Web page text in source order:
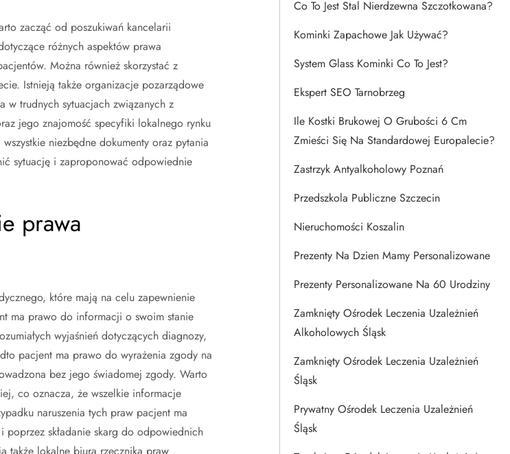
zacząć od poszukiwań kancelarii
różnych aspektów prawa
Można również skorzystać z
Istnieją także organizacje pozarządowe
trudnych sytuacjach związanych z
jego znajomość specyfiki lokalnego rynku
niezbędne dokumenty oraz pytania
sytuację i zaproponować odpowiednie
prawa
które mają na celu zapewnienie
ma prawo do informacji o swoim stanie
wyjaśnień dotyczących diagnozy,
pacjent ma prawo do wyrażenia zgody na
bez jego świadomej zgody. Warto
co oznacza, że wszelkie informacje
naruszenia tych praw pacjent ma
składanie skarg do odpowiednich
także lokalne biura rzecznika praw
Co To Jest Stal Nierdzewna Szczotkowana?
Kominki Zapachowe Jak Używać?
System Glass Kominki Co To Jest?
Ekspert SEO Tarnobrzeg
Ile Kostki Brukowej O Grubości 6 Cm
Zmieści Się Na Standardowej Europalecie?
Zastrzyk Antyalkoholowy Poznań
Przedszkola Publiczne Szczecin
Nieruchomości Koszalin
Prezenty Na Dzien Mamy Personalizowane
Prezenty Personalizowane Na 60 Urodziny
Zamknięty Ośrodek Leczenia Uzależnień
Alkoholowych Śląsk
Zamknięty Ośrodek Leczenia Uzależnień
Śląsk
Prywatny Ośrodek Leczenia Uzależnień
Śląsk